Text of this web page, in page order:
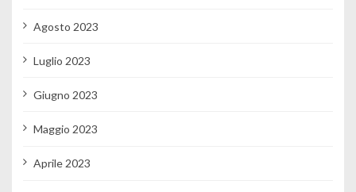
Agosto 2023
Luglio 2023
Giugno 2023
Maggio 2023
Aprile 2023